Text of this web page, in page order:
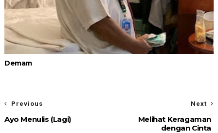
Demam
Next
Melihat Keragaman
dengan Cinta
Previous
Ayo Menulis (Lagi)